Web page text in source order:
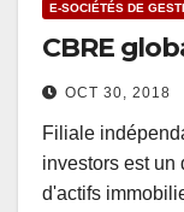
E-SOCIÉTÉS DE
CBRE
OCT 30, 2018
Filiale
investors est un
d'actifs